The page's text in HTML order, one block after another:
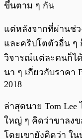
ขึ้นตาม ๆ กัน
แต่หลังจากที่ผ่านช่
และคริปโตตัวอื่น ๆ
วิจารณ์แต่ละคนก็ไ
นา ๆ เกี่ยวกับราคา
2018
ล่าสุดนาย Tom Lee
ใหญ่ ๆ คิดว่าขาลงข
โดยเขายังคิดว่า ใ